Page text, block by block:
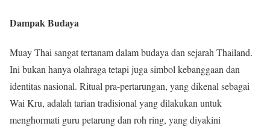
Dampak Budaya
Muay Thai sangat tertanam dalam budaya dan sejarah Thailand.
Ini bukan hanya olahraga tetapi juga simbol kebanggaan dan
identitas nasional. Ritual pra-pertarungan, yang dikenal sebagai
Wai Kru, adalah tarian tradisional yang dilakukan untuk
menghormati guru petarung dan roh ring, yang diyakini